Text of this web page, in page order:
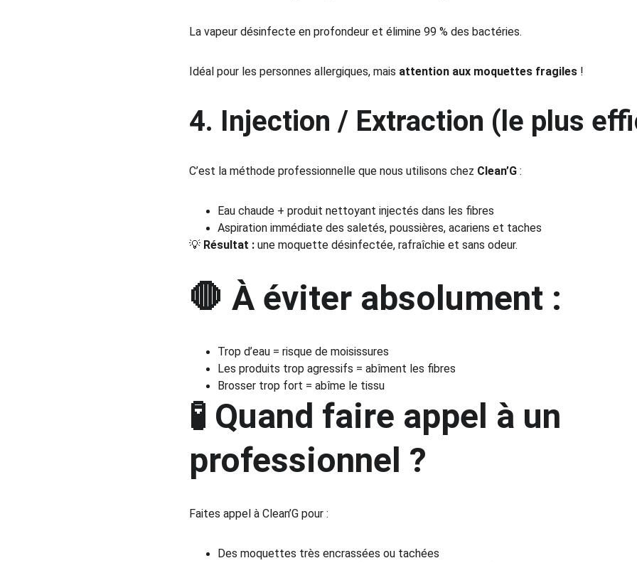
La vapeur désinfecte en profondeur et élimine 99 % des bactéries.
Idéal pour les personnes allergiques, mais attention aux moquettes fragiles !
4. Injection / Extraction (le plus
C’est la méthode professionnelle que nous utilisons chez Clean’G :
Eau chaude + produit nettoyant injectés dans les fibres
Aspiration immédiate des saletés, poussières, acariens et taches
💡 Résultat : une moquette désinfectée, rafraîchie et sans odeur.
🛑 À éviter absolument :
Trop d’eau = risque de moisissures
Les produits trop agressifs = abîment les fibres
Brosser trop fort = abîme le tissu
🧪 Quand faire appel à un
professionnel ?
Faites appel à Clean’G pour :
Des moquettes très encrassées ou tachées